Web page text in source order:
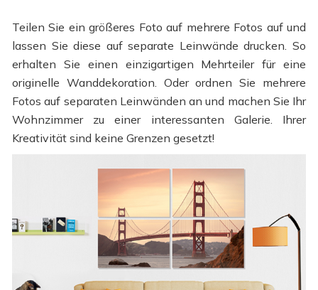
Teilen Sie ein größeres Foto auf mehrere Fotos auf und
lassen Sie diese auf separate Leinwände drucken. So
erhalten Sie einen einzigartigen Mehrteiler für eine
originelle Wanddekoration. Oder ordnen Sie mehrere
Fotos auf separaten Leinwänden an und machen Sie Ihr
Wohnzimmer zu einer interessanten Galerie. Ihrer
Kreativität sind keine Grenzen gesetzt!